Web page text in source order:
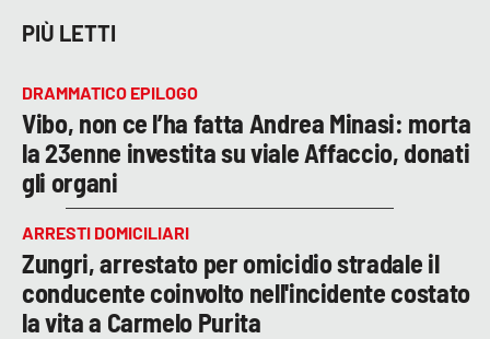
PIÙ LETTI
DRAMMATICO EPILOGO
Vibo, non ce l’ha fatta Andrea Minasi: morta
la 23enne investita su viale Affaccio, donati
gli organi
ARRESTI DOMICILIARI
Zungri, arrestato per omicidio stradale il
conducente coinvolto nell'incidente costato
la vita a Carmelo Purita